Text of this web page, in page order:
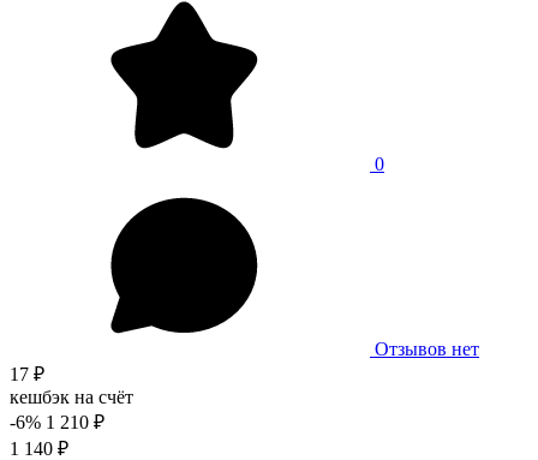
0
Отзывов нет
17 ₽
кешбэк на счёт
-6% 1 210 ₽
1 140 ₽